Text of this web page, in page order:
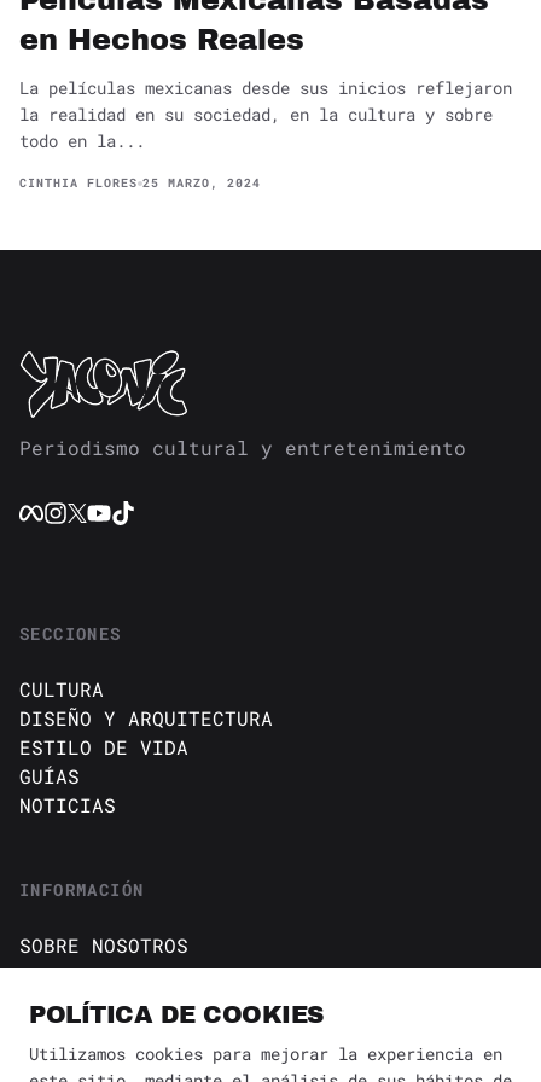
en Hechos Reales
La películas mexicanas desde sus inicios reflejaron
la realidad en su sociedad, en la cultura y sobre
todo en la...
CINTHIA FLORES 25 MARZO, 2024
Periodismo cultural y entretenimiento
SECCIONES
CULTURA
DISEÑO Y ARQUITECTURA
ESTILO DE VIDA
GUÍAS
NOTICIAS
INFORMACIÓN
SOBRE NOSOTROS
CONTACTO
Política de cookies
AVISO DE PRIVACIDAD
POLÍTICA DE COOKIES
Utilizamos cookies para mejorar la experiencia en